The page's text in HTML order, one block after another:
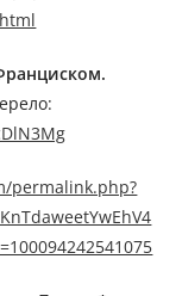
permalink.php?